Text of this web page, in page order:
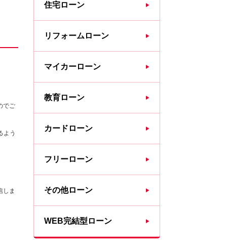
でご
よう
しま
住宅ローン
リフォームローン
マイカーローン
教育ローン
カードローン
フリーローン
その他ローン
WEB完結型ローン